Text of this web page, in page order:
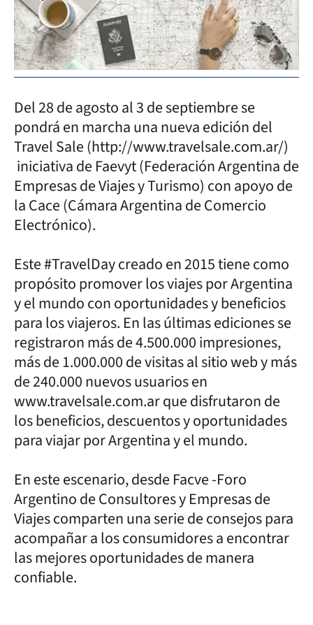
Del 28 de agosto al 3 de septiembre se
pondrá en marcha una nueva edición del
Travel Sale (http://www.travelsale.com.ar/)
iniciativa de Faevyt (Federación Argentina de
Empresas de Viajes y Turismo) con apoyo de
la Cace (Cámara Argentina de Comercio
Electrónico).
Este #TravelDay creado en 2015 tiene como
propósito promover los viajes por Argentina
y el mundo con oportunidades y beneficios
para los viajeros. En las últimas ediciones se
registraron más de 4.500.000 impresiones,
más de 1.000.000 de visitas al sitio web y más
de 240.000 nuevos usuarios en
www.travelsale.com.ar que disfrutaron de
los beneficios, descuentos y oportunidades
para viajar por Argentina y el mundo.
En este escenario, desde Facve -Foro
Argentino de Consultores y Empresas de
Viajes comparten una serie de consejos para
acompañar a los consumidores a encontrar
las mejores oportunidades de manera
confiable.